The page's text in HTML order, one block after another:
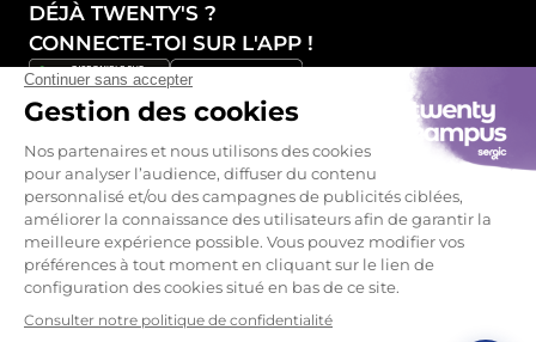
DÉJÀ TWENTY'S ?
CONNECTE-TOI SUR L'APP !
SUIVEZ NOS ACTUALITÉS !
Mentions légales - CGU
Politique de confidentialité
Devenir Partenaire